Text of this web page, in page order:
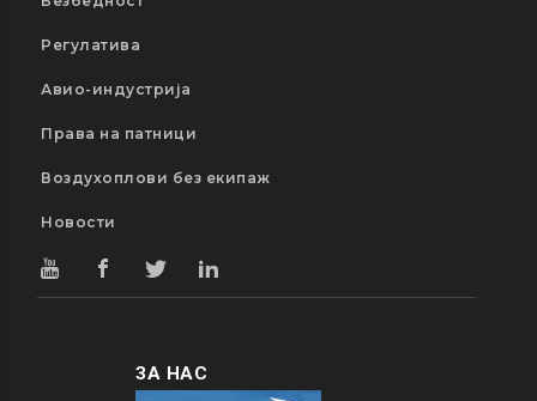
Регулатива
Авио-индустрија
Права на патници
Воздухоплови без екипаж
Новости
ЗА НАС